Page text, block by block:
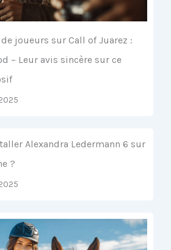
joueurs sur Call of Juarez :
– Leur avis sincère sur ce
Alexandra Ledermann 6 sur
?